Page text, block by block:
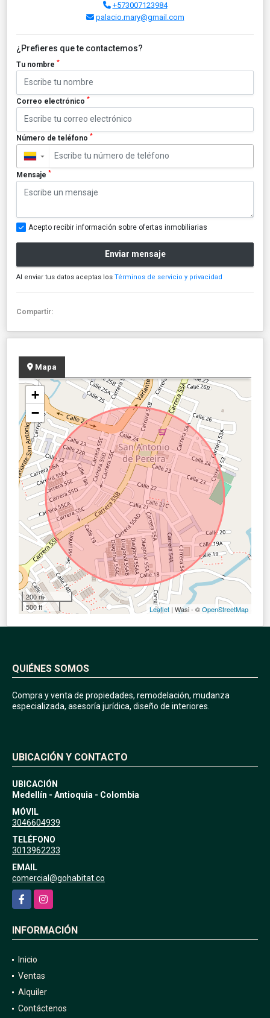
+573007123984
palacio.mary@gmail.com
¿Prefieres que te contactemos?
Tu nombre *
Correo electrónico *
Número de teléfono *
▼
Mensaje *
Acepto recibir información sobre ofertas inmobiliarias
Enviar mensaje
Al enviar tus datos aceptas los Términos de servicio y privacidad
Compartir:
Mapa
+
−
200 m
500 ft
Leaflet | Wasi - ©OpenStreetMap
QUIÉNES SOMOS
Compra y venta de propiedades, remodelación, mudanza
especializada, asesoría jurídica, diseño de interiores.
UBICACIÓN Y CONTACTO
UBICACIÓN
Medellín - Antioquia - Colombia
MÓVIL
3046604939
TELÉFONO
3013962233
EMAIL
comercial@gohabitat.co
FacebookInstagram
INFORMACIÓN
Inicio
Ventas
Alquiler
Contáctenos